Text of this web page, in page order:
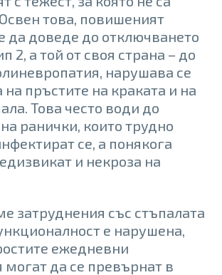
това, повишеният
да доведе до отключването
2, а той от своя страна – до
нарушава се
на пръстите на краката и на
Това често води до
ранички, които трудно
се, а понякога
и некроза на
затруднения със стъпалата
е нарушена,
ежедневни
да се превърнат в